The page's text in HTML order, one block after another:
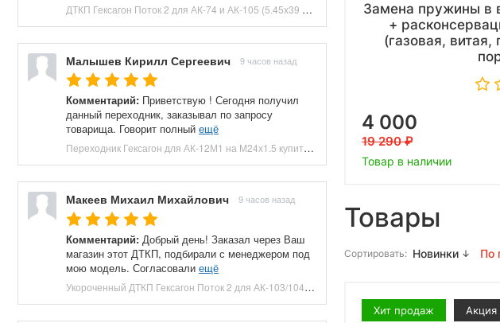
ДТКП Гексагон Поток 2 для АК-74 и АК-105 (5.45x39 мм, M24x1.5, 170 мм, 7 камер, банка, сталь) купить в Москве и СПБ, цена 9900 руб. Доставка по РФ!
Малышев Кирилл Сергеевич 9 часов назад
Комментарий: Приветствую ! Сегодня получил
данный переходник, заказывал по запросу
товарища. Говорит полный ещё
Переходник Гексагон для АК-12М1 на М24х1.5 купить в Москве и СПБ, цена 4900 руб. Доставка по РФ!
Макеев Михаил Михайлович 9 часов назад
Комментарий: Добрый день! Заказал через Ваш
магазин этот ДТКП, подбирали с менеджером под
мою модель. Согласовали ещё
Укороченный ДТКП Гексагон Поток 2 для АК-103/104 (M24x1.5, 7.62x39, 5 камер, сталь, 120 мм) купить в Москве и СПБ, цена 8800 руб. Доставка по РФ!
Замена пружины в
+
(газовая,
4 000
19 290
Товар в наличии
Товары
Сортировать: Новинки По
Хит продаж Акция